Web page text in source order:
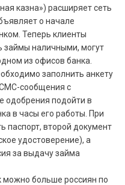
казна») расширяет сеть
о начале
Теперь клиенты
наличными, могут
из офисов банка.
заполнить анкету
сообщения с
одобрения подойти в
в часы его работы. При
паспорт, второй документ
удостоверение), а
за выдачу займа
можно больше россиян по